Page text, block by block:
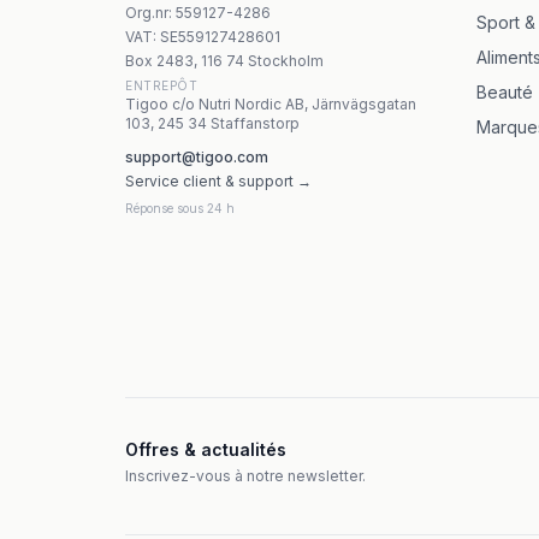
Swanson L-karnozyna 500mg 60 kapslar
Swanson Full Spectrum Cinnamon 375mg 180
Org.nr: 559127-4286
VAT: SE559127428601
Box 2483, 116 74 Stockholm
ENTREPÔT
Tigoo c/o Nutri Nordic AB, Järnvägsgatan
103, 245 34 Staffanstorp
support@tigoo.com
Service client & support →
Réponse sous 24 h
Sport &
Beauté
Offres & actualités
Inscrivez-vous à notre newsletter.